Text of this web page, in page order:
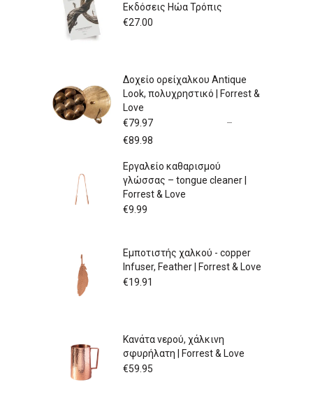
Εκδόσεις Ηώα Τρόπις
€27.00
Δοχείο ορείχαλκου Antique
Look, πολυχρηστικό | Forrest &
Love
€79.97
–
€89.98
through
Εργαλείο καθαρισμού
γλώσσας – tongue cleaner |
Forrest & Love
€9.99
Εμποτιστής χαλκού - copper
Infuser, Feather | Forrest & Love
€19.91
Κανάτα νερού, χάλκινη
σφυρήλατη | Forrest & Love
€59.95